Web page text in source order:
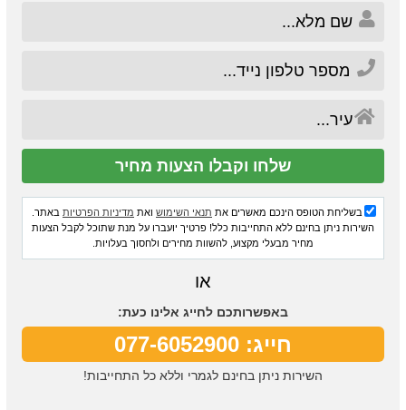
בשליחת הטופס הינכם מאשרים את תנאי השימוש ואת מדיניות הפרטיות באתר.
השירות ניתן בחינם ללא התחייבות כלל! פרטיך יועברו על מנת שתוכל לקבל הצעות
מחיר מבעלי מקצוע, להשוות מחירים ולחסוך בעלויות.
או
באפשרותכם לחייג אלינו כעת:
חייג: 077-6052900
השירות ניתן בחינם לגמרי וללא כל התחייבות!